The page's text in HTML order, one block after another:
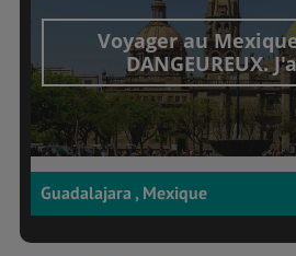
Voyager au
DANGEUREUX.
Guadalajara , Mexique